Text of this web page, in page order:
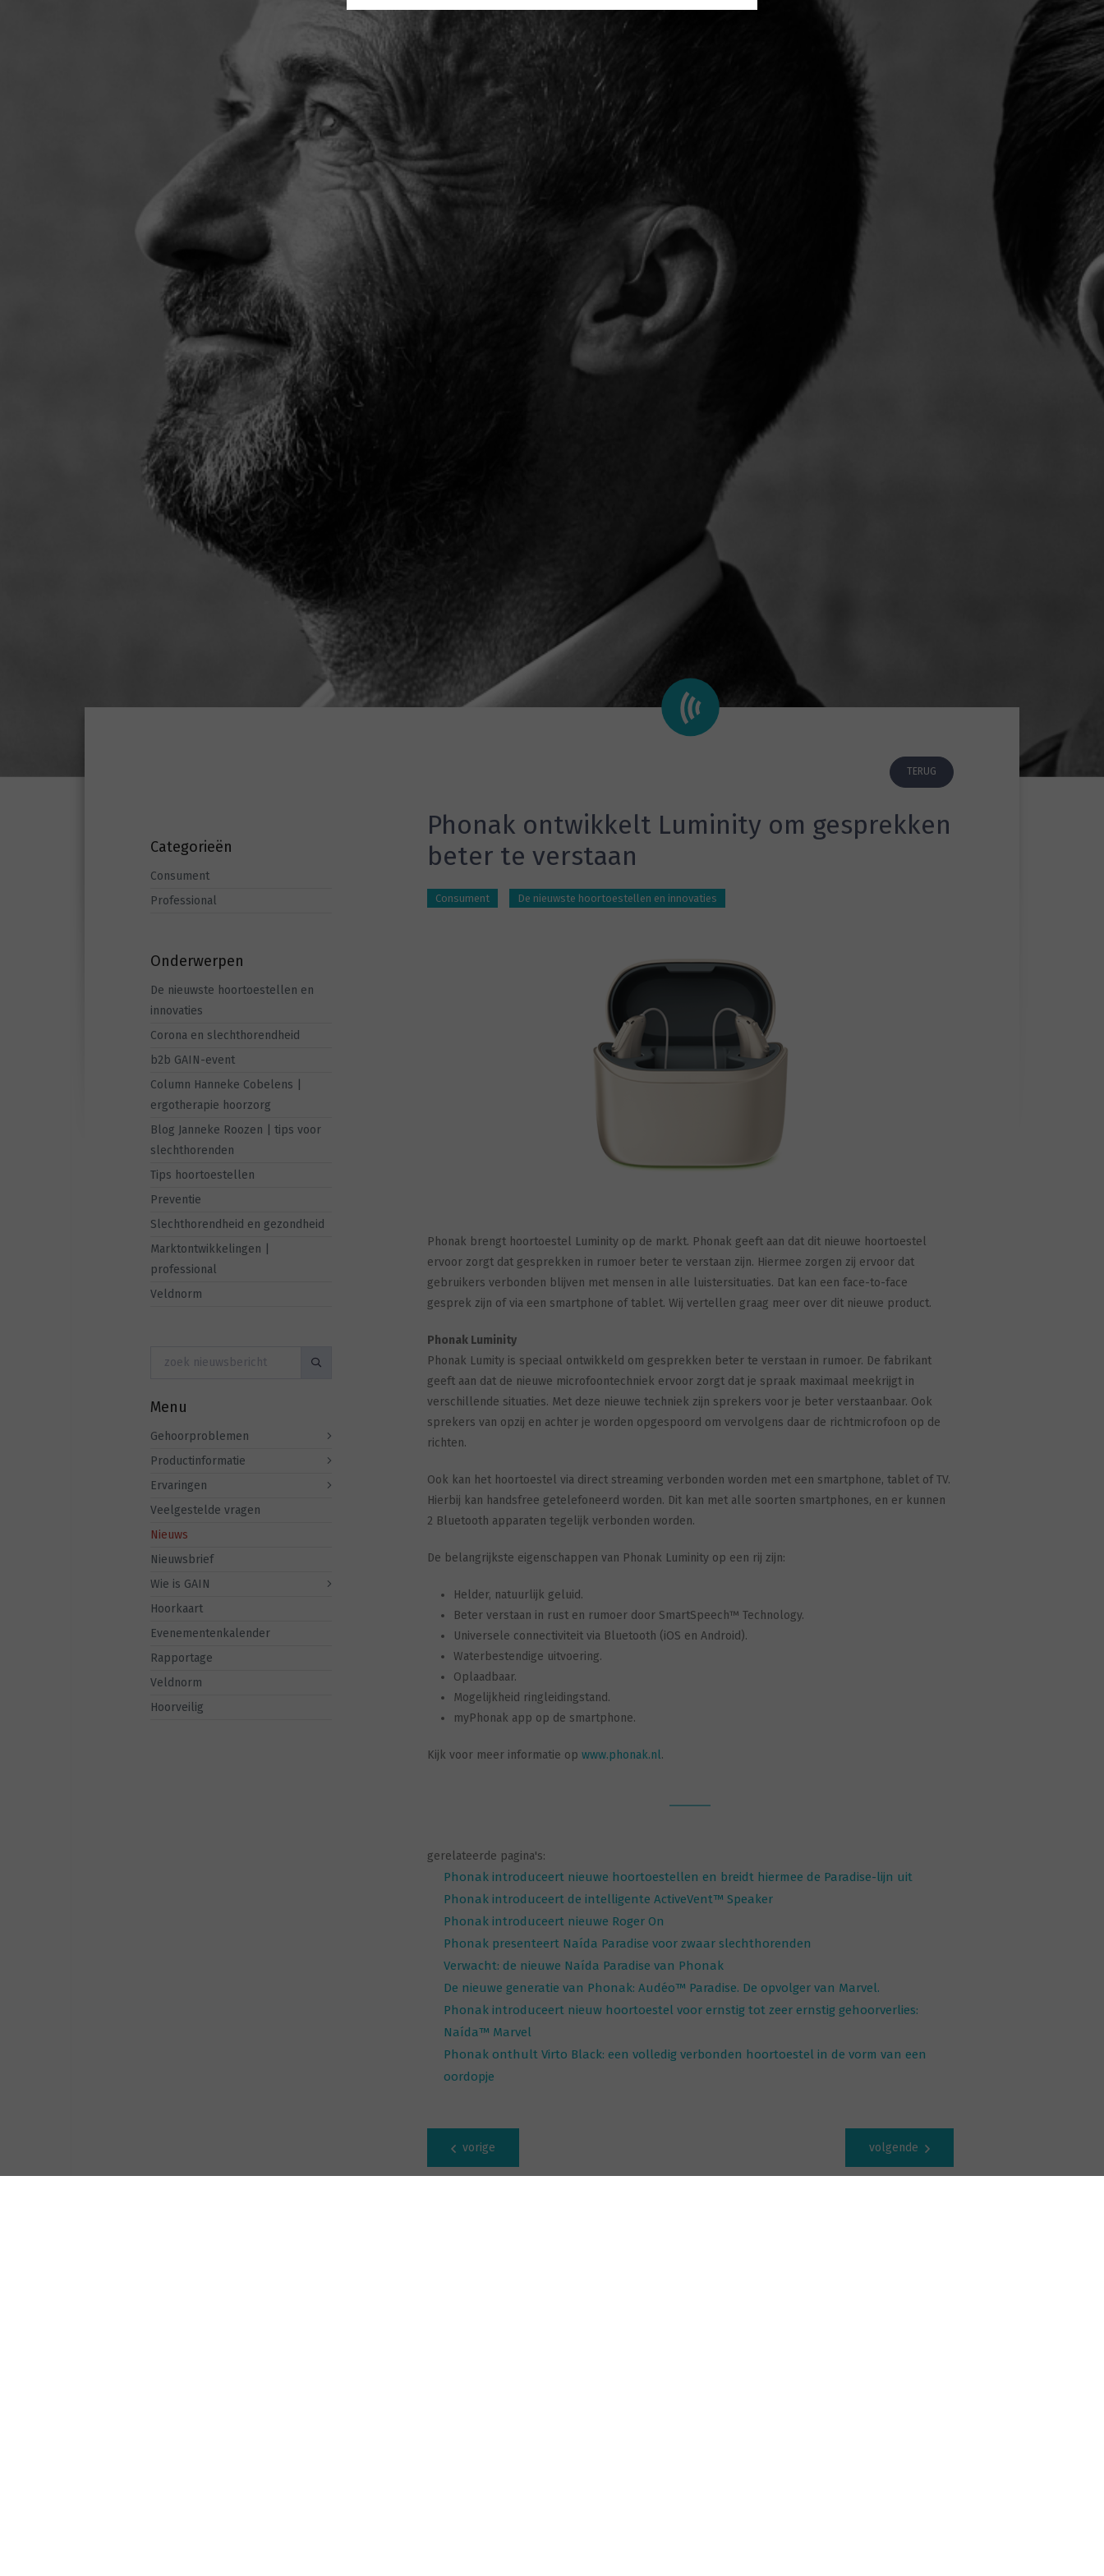
Categorieën
Consument
Professional
Onderwerpen
De nieuwste hoortoestellen en
innovaties
Corona en slechthorendheid
b2b GAIN-event
Column Hanneke Cobelens |
ergotherapie hoorzorg
Blog Janneke Roozen | tips voor
slechthorenden
Tips hoortoestellen
Preventie
Slechthorendheid en gezondheid
Marktontwikkelingen |
professional
Veldnorm
Menu
Gehoorproblemen
Productinformatie
Ervaringen
Veelgestelde vragen
Nieuws
Nieuwsbrief
Wie is GAIN
Hoorkaart
Evenementenkalender
Rapportage
Veldnorm
Hoorveilig
TERUG
Phonak ontwikkelt Luminity om gesprekken
beter te verstaan
Consument De nieuwste hoortoestellen en innovaties
Phonak brengt hoortoestel Luminity op de markt. Phonak geeft aan dat dit nieuwe hoortoestel
ervoor zorgt dat gesprekken in rumoer beter te verstaan zijn. Hiermee zorgen zij ervoor dat
gebruikers verbonden blijven met mensen in alle luistersituaties. Dat kan een face-to-face
gesprek zijn of via een smartphone of tablet. Wij vertellen graag meer over dit nieuwe product.
Phonak Luminity
Phonak Lumity is speciaal ontwikkeld om gesprekken beter te verstaan in rumoer. De fabrikant
geeft aan dat de nieuwe microfoontechniek ervoor zorgt dat je spraak maximaal meekrijgt in
verschillende situaties. Met deze nieuwe techniek zijn sprekers voor je beter verstaanbaar. Ook
sprekers van opzij en achter je worden opgespoord om vervolgens daar de richtmicrofoon op de
richten.
Ook kan het hoortoestel via direct streaming verbonden worden met een smartphone, tablet of TV.
Hierbij kan handsfree getelefoneerd worden. Dit kan met alle soorten smartphones, en er kunnen
2 Bluetooth apparaten tegelijk verbonden worden.
De belangrijkste eigenschappen van Phonak Luminity op een rij zijn:
Helder, natuurlijk geluid.
Beter verstaan in rust en rumoer door SmartSpeech™ Technology.
Universele connectiviteit via Bluetooth (iOS en Android).
Waterbestendige uitvoering.
Oplaadbaar.
Mogelijkheid ringleidingstand.
myPhonak app op de smartphone.
Kijk voor meer informatie op www.phonak.nl.
gerelateerde pagina's:
Phonak introduceert nieuwe hoortoestellen en breidt hiermee de Paradise-lijn uit
Phonak introduceert de intelligente ActiveVent™ Speaker
Phonak introduceert nieuwe Roger On
Phonak presenteert Naída Paradise voor zwaar slechthorenden
Verwacht: de nieuwe Naída Paradise van Phonak
De nieuwe generatie van Phonak: Audéo™ Paradise. De opvolger van Marvel.
Phonak introduceert nieuw hoortoestel voor ernstig tot zeer ernstig gehoorverlies:
Naída™ Marvel
Phonak onthult Virto Black: een volledig verbonden hoortoestel in de vorm van een
oordopje
vorige volgende